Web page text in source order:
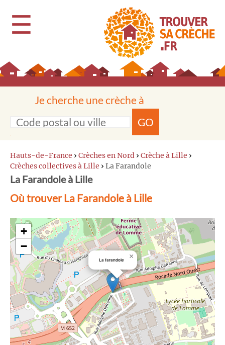
☰
Je cherche une crèche à
GO
Hauts-de-France › Crèches en Nord › Crèche à Lille ›
Crèches collectives à Lille › La Farandole
La Farandole à Lille
Où trouver La Farandole à Lille
La farandole ×
+
−